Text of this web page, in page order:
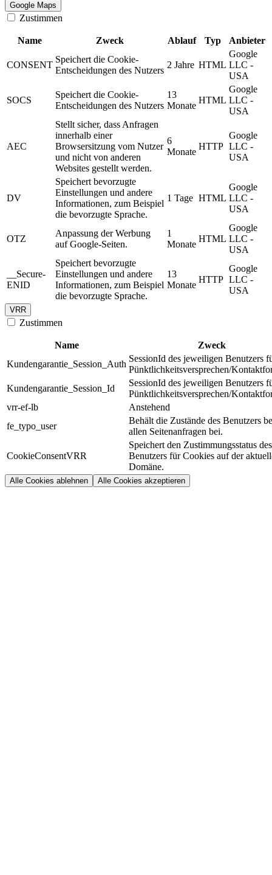
Google Maps
Zustimmen
Name Zweck Ablauf Typ Anbieter
CONSENT
Speichert die Cookie-
Entscheidungen des Nutzers
2 Jahre HTML
Google
LLC -
USA
SOCS
Speichert die Cookie-
Entscheidungen des Nutzers
13
Monate
HTML
Google
LLC -
USA
AEC
Stellt sicher, dass Anfragen
innerhalb einer
Browsersitzung vom Nutzer
und nicht von anderen
Websites gestellt werden.
6
Monate
HTTP
Google
LLC -
USA
DV
Speichert bevorzugte
Einstellungen und andere
Informationen, zum Beispiel
die bevorzugte Sprache.
1 Tage HTML
Google
LLC -
USA
OTZ
Anpassung der Werbung
auf Google-Seiten.
1
Monate
HTML
Google
LLC -
USA
__Secure-
ENID
Speichert bevorzugte
Einstellungen und andere
Informationen, zum Beispiel
die bevorzugte Sprache.
13
Monate
HTTP
Google
LLC -
USA
VRR
Zustimmen
Name
Zweck
Kundengarantie_Session_Auth
SessionId des jeweiligen Benutzers
Pünktlichkeitsversprechen/
Kundengarantie_Session_Id
SessionId des jeweiligen Benutzers
Pünktlichkeitsversprechen/
vrr-ef-lb
Anstehend
fe_typo_user
Behält die Zustände des Benutzers
allen Seitenanfragen bei.
CookieConsentVRR
Speichert den Zustimmungsstatus des
Benutzers für Cookies auf der
Domäne.
Alle Cookies ablehnen Alle Cookies akzeptieren